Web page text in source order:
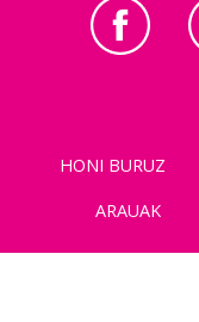
HONI BURUZ
ARAUAK